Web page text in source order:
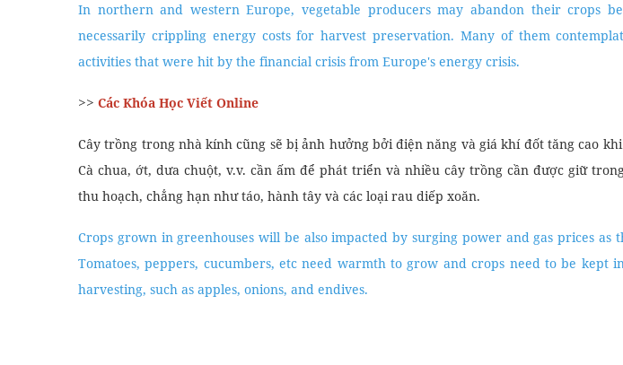
In northern and western Europe, vegetable producers may abandon their crops
necessarily crippling energy costs for harvest preservation. Many of them
activities that were hit by the financial crisis from Europe's energy crisis.
>> Các Khóa Học Viết Online
Cây trồng trong nhà kính cũng sẽ bị ảnh hưởng bởi điện năng và giá khí đốt tăng cao
Cà chua, ớt, dưa chuột, v.v. cần ấm để phát triển và nhiều cây trồng cần được giữ
thu hoạch, chẳng hạn như táo, hành tây và các loại rau diếp xoăn.
Crops grown in greenhouses will be also impacted by surging power and gas prices as
Tomatoes, peppers, cucumbers, etc need warmth to grow and crops need to be kept
harvesting, such as apples, onions, and endives.